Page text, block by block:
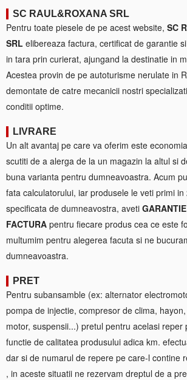
SC RAUL&ROXANA SRL
Pentru toate piesele de pe acest website, SC
SRL elibereaza factura, certificat de garantie
in tara prin curierat, ajungand la destinatie in
Acestea provin de pe autoturisme nerulate in
demontate de catre mecanicii nostri
conditii optime.
LIVRARE
Un alt avantaj pe care va oferim este
scutiti de a alerga de la un magazin la altul si
buna varianta pentru dumneavoastra. Acum
fata calculatorului, iar produsele le veti primi
specificata de dumneavostra, aveti
FACTURA pentru fiecare produs cea ce este
multumim pentru alegerea facuta si ne
dumneavoastra.
PRET
Pentru subansamble (ex: alternator
pompa de injectie, compresor de clima,
motor, suspensii...) pretul pentru acelasi reper
functie de calitatea produsului adica km.
dar si de numarul de repere pe care-l contine
, in aceste situatii ne rezervam dreptul de a